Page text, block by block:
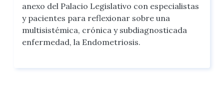
anexo del Palacio Legislativo con especialistas
y pacientes para reflexionar sobre una
multisistémica, crónica y subdiagnosticada
enfermedad, la Endometriosis.